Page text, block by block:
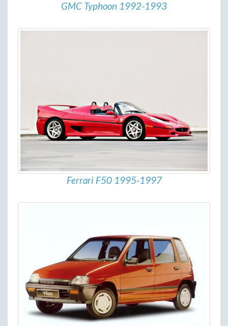
GMC Typhoon 1992-1993
Ferrari F50 1995-1997